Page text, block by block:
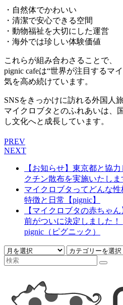
・自然体でかわいい
・清潔で安心できる空間
・動物福祉を大切にした運営
・海外では珍しい体験価値
これらが組み合わさることで、
pignic cafeは“世界が注目するマ
気を高め続けています。
SNSをきっかけに訪れる外国人
マイクロブタとのふれあいは、
し文化へと成長しています。
PREV
NEXT
【お知らせ】東京都と協
クチン散布を実施いたしま
マイクロブタってどんな
特徴と日常【pignic】
【マイクロブタの赤ちゃ
前がついに決定しました！
pignic（ピグニック）